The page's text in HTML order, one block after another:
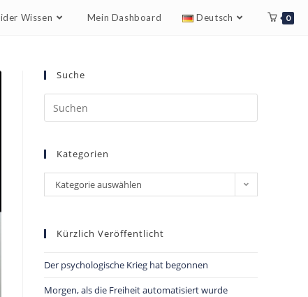
Wissen Mein Dashboard Deutsch 0
Suche
Kategorien
Kategorie auswählen
Kürzlich Veröffentlicht
Der psychologische Krieg hat begonnen
Morgen, als die Freiheit automatisiert wurde